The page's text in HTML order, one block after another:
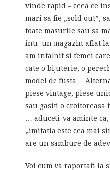
vinde rapid – ceea ce
mari sa fie „sold out”,
toate masurile sau sa
intr-un magazin aflat la
am intalnit si femei
cate o bijuterie, o
model de fusta…
piese vintage, piese
sau gasiti o croitoreasa
… aduceti-va aminte
„imitatia este cea mai
are un sambure de
Voi cum va raportati la